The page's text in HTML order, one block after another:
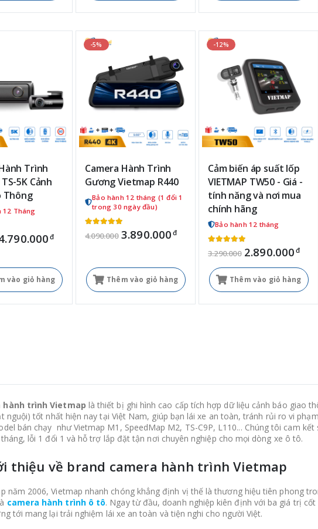
Trình
5K Cảnh
Thông
12 Tháng
đ
vào giỏ hàng
-5%
Camera Hành Trình
Gương Vietmap R440
Bảo hành 12 tháng (1 đổi 1
trong 30 ngày đầu)
4.090.000 3.890.000 đ
Thêm vào giỏ hàng
-12%
Cảm biến áp suất lốp
VIETMAP TW50 - Giá -
tính năng và nơi mua
chính hãng
Bảo hành 12 tháng
3.290.000 2.890.000 đ
Thêm vào giỏ hàng
hành trình Vietmap là thiết bị ghi hình cao cấp tích hợp dữ liệu cảnh báo giao
nguội) tốt nhất hiện nay tại Việt Nam, giúp bạn lái xe an toàn, tránh rủi ro vi
bán chạy như Vietmap M1, SpeedMap M2, TS-C9P, L110... Chúng tôi cam
lỗi 1 đổi 1 và hỗ trợ lắp đặt tận nơi chuyên nghiệp cho mọi dòng xe ô tô.
thiệu về brand camera hành trình Vietmap
năm 2006, Vietmap nhanh chóng khẳng định vị thế là thương hiệu tiên phong
camera hành trình ô tô. Ngay từ đầu, doanh nghiệp kiên định với ba giá trị
tới mang lại trải nghiệm lái xe an toàn và tiện nghi cho người Việt.